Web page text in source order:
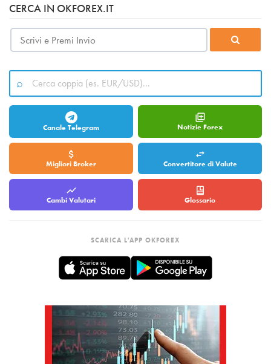
CERCA IN OKFOREX.IT
Canale Telegram Notizie Forex
Migliori Broker Convertitore di Valute
Cambi Valutari Glossario
SCARICA L'APP OKFOREX